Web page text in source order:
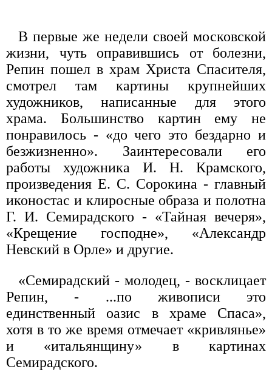
В первые же недели своей московской
жизни, чуть оправившись от болезни,
Репин пошел в храм Христа Спасителя,
смотрел там картины крупнейших
художников, написанные для этого
храма. Большинство картин ему не
понравилось - «до чего это бездарно и
безжизненно». Заинтересовали его
работы художника И. Н. Крамского,
произведения Е. С. Сорокина - главный
иконостас и клиросные образа и полотна
Г. И. Семирадского - «Тайная вечеря»,
«Крещение господне», «Александр
Невский в Орле» и другие.
«Семирадский - молодец, - восклицает
Репин, - ...по живописи это
единственный оазис в храме Спаса»,
хотя в то же время отмечает «кривлянье»
и «итальянщину» в картинах
Семирадского.